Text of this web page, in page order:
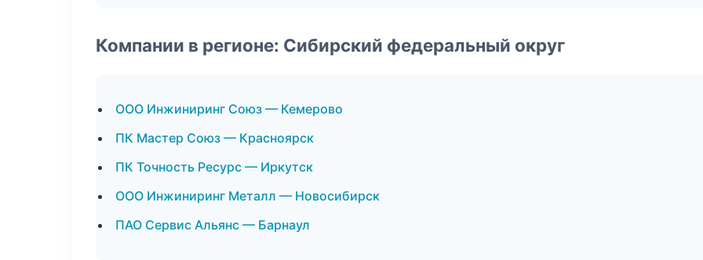
Компании в регионе: Сибирский федеральный округ
ООО Инжиниринг Союз — Кемерово
ПК Мастер Союз — Красноярск
ПК Точность Ресурс — Иркутск
ООО Инжиниринг Металл — Новосибирск
ПАО Сервис Альянс — Барнаул